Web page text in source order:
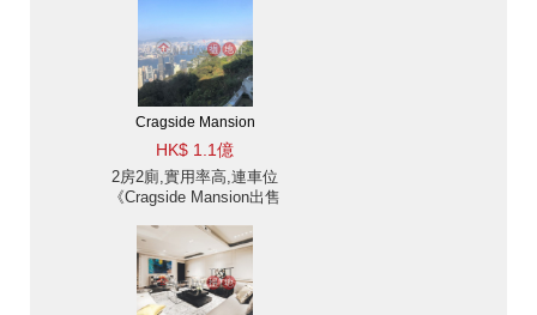
Cragside Mansion
HK$ 1.1億
2房2廁,實用率高,連車位
《Cragside Mansion出售